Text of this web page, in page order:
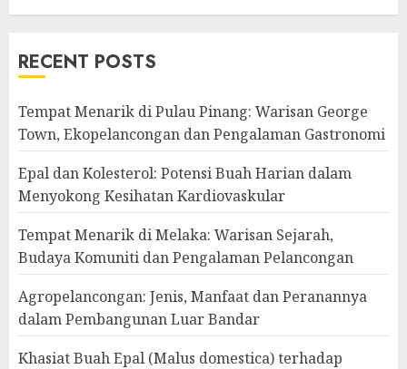
RECENT POSTS
Tempat Menarik di Pulau Pinang: Warisan George
Town, Ekopelancongan dan Pengalaman Gastronomi
Epal dan Kolesterol: Potensi Buah Harian dalam
Menyokong Kesihatan Kardiovaskular
Tempat Menarik di Melaka: Warisan Sejarah,
Budaya Komuniti dan Pengalaman Pelancongan
Agropelancongan: Jenis, Manfaat dan Peranannya
dalam Pembangunan Luar Bandar
Khasiat Buah Epal (Malus domestica) terhadap